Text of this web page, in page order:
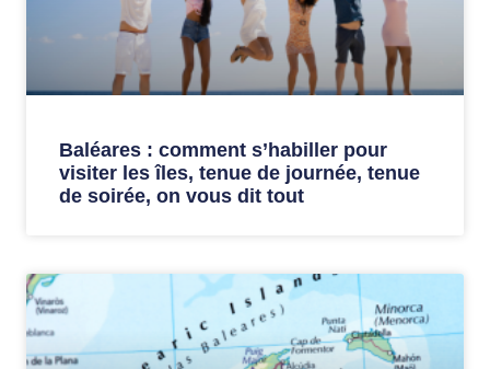
Baléares : comment s’habiller pour
visiter les îles, tenue de journée, tenue
de soirée, on vous dit tout